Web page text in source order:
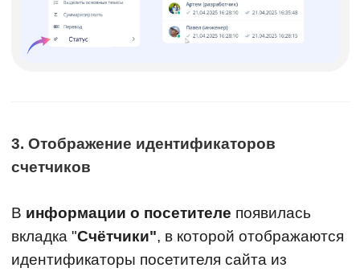
3. Отображение идентификаторов
счетчиков
В информации о посетителе появилась
вкладка "Счётчики", в которой отображаются
идентификаторы посетителя сайта из